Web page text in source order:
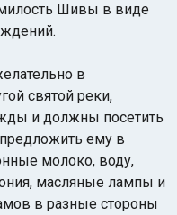
милость Шивы в виде
в
святой реки,
и должны посетить
ему в
молоко, воду,
масляные лампы и
в разные стороны